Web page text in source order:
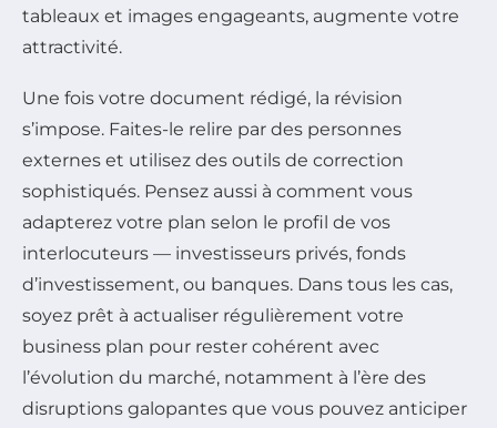
tableaux et images engageants, augmente votre
attractivité.
Une fois votre document rédigé, la révision
s’impose. Faites-le relire par des personnes
externes et utilisez des outils de correction
sophistiqués. Pensez aussi à comment vous
adapterez votre plan selon le profil de vos
interlocuteurs — investisseurs privés, fonds
d’investissement, ou banques. Dans tous les cas,
soyez prêt à actualiser régulièrement votre
business plan pour rester cohérent avec
l’évolution du marché, notamment à l’ère des
disruptions galopantes que vous pouvez anticiper